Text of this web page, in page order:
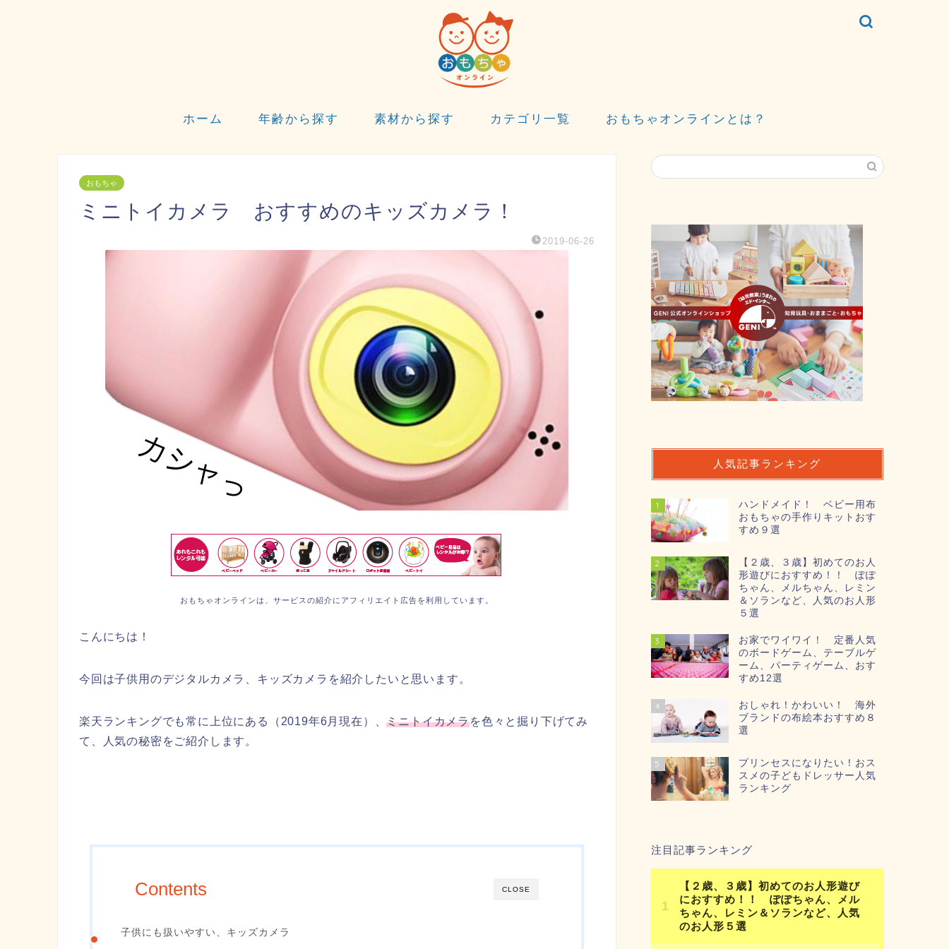
ホーム 年齢から探す 素材から探す カテゴリ一覧 おもちゃオンラインとは？
おもちゃ
ミニトイカメラ おすすめのキッズカメラ！
2019-06-26
おもちゃオンラインは、サービスの紹介にアフィリエイト広告を利用しています。
こんにちは！
今回は子供用のデジタルカメラ、キッズカメラを紹介したいと思います。
楽天ランキングでも常に上位にある（2019年6月現在）、ミニトイカメラを色々と掘り下げてみ
て、人気の秘密をご紹介します。
CLOSE
Contents
子供にも扱いやすい、キッズカメラ
人気記事ランキング
1
ハンドメイド！ ベビー用布
おもちゃの手作りキットおす
すめ９選
2
【２歳、３歳】初めてのお人
形遊びにおすすめ！！ ぽぽ
ちゃん、メルちゃん、レミン
＆ソランなど、人気のお人形
５選
3
お家でワイワイ！ 定番人気
のボードゲーム、テーブルゲ
ーム、パーティゲーム、おす
すめ12選
4
おしゃれ！かわいい！ 海外
ブランドの布絵本おすすめ８
選
5
プリンセスになりたい！おス
スメの子どもドレッサー人気
ランキング
注目記事ランキング